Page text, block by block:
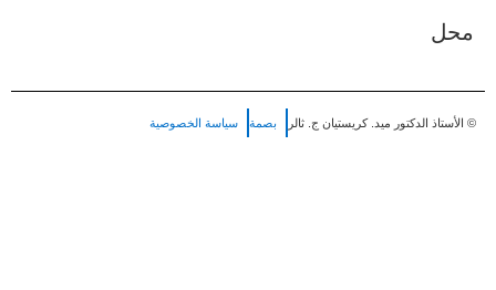
محل
© الأستاذ الدكتور ميد. كريستيان ج. ثالر بصمة سياسة الخصوصية